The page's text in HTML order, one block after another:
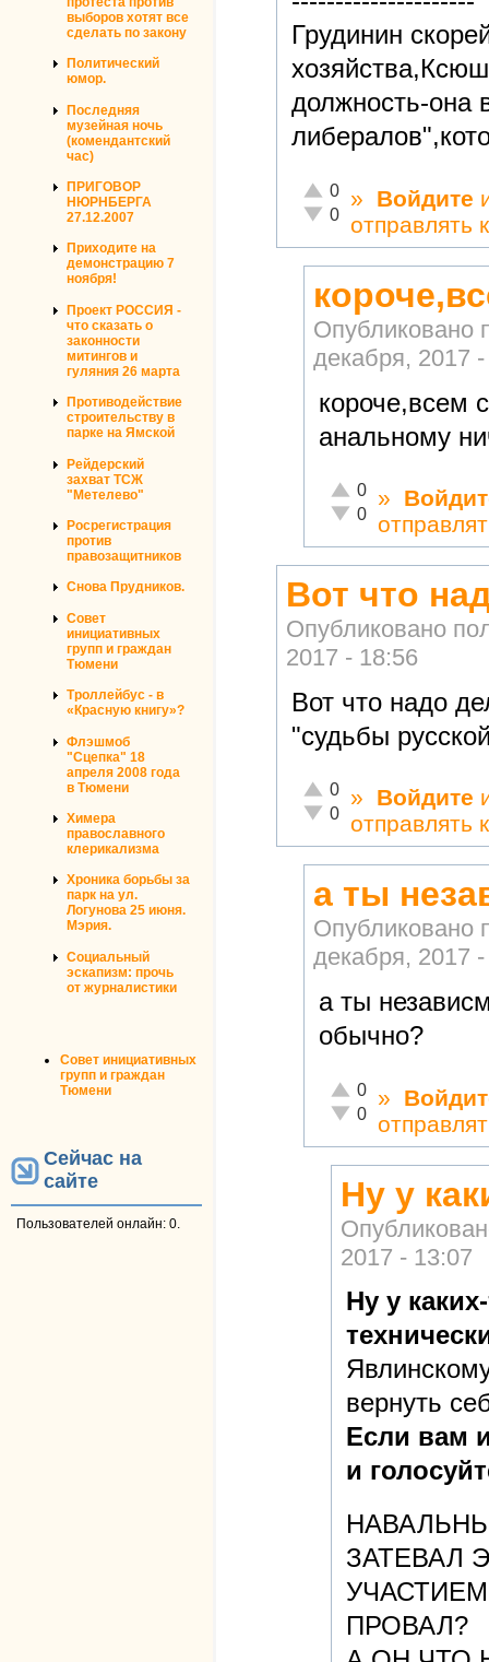
выборов хотят все
сделать по закону
Политический
юмор.
Последняя
музейная ночь
(комендантский
час)
ПРИГОВОР
НЮРНБЕРГА
27.12.2007
Приходите на
демонстрацию 7
ноября!
Проект РОССИЯ -
что сказать о
законности
митингов и
гуляния 26 марта
Противодействие
строительству в
парке на Ямской
Рейдерский
захват ТСЖ
"Метелево"
Росрегистрация
против
правозащитников
Снова Прудников.
Совет
инициативных
групп и граждан
Тюмени
Троллейбус - в
«Красную книгу»?
Флэшмоб
"Сцепка" 18
апреля 2008 года
в Тюмени
Химера
православного
клерикализма
Хроника борьбы за
парк на ул.
Логунова 25 июня.
Мэрия.
Социальный
эскапизм: прочь
от журналистики
Совет инициативных
групп и граждан
Тюмени
Сейчас на
сайте
Пользователей онлайн: 0.
Грудинин
должность-она
Отлично!
0
Неадекватно!
0
» Войдите
отправлять
Опубликовано
декабря, 2017
короче,всем
анальному
Отлично!
0
Неадекватно!
0
»
Вот что
Опубликовано
2017 - 18:56
Вот что надо
"судьбы
Отлично!
0
Неадекватно!
0
» Войдите
отправлять
а ты
Опубликовано
декабря, 2017
а ты
обычно?
Отлично!
0
Неадекватно!
0
»
Ну у
2017 - 13:07
Ну у
вернуть
Если вам
и
ЗАТЕВАЛ
ПРОВАЛ?